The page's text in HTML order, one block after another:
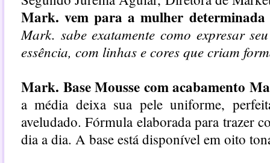
Mark. vem para a mulher determinada
Mark. sabe exatamente como expresar
essência, com linhas e cores que criam
Mark. Base Mousse com acabamento
a média deixa sua pele uniforme,
aveludado. Fórmula elaborada para trazer
dia a dia. A base está disponível em oito